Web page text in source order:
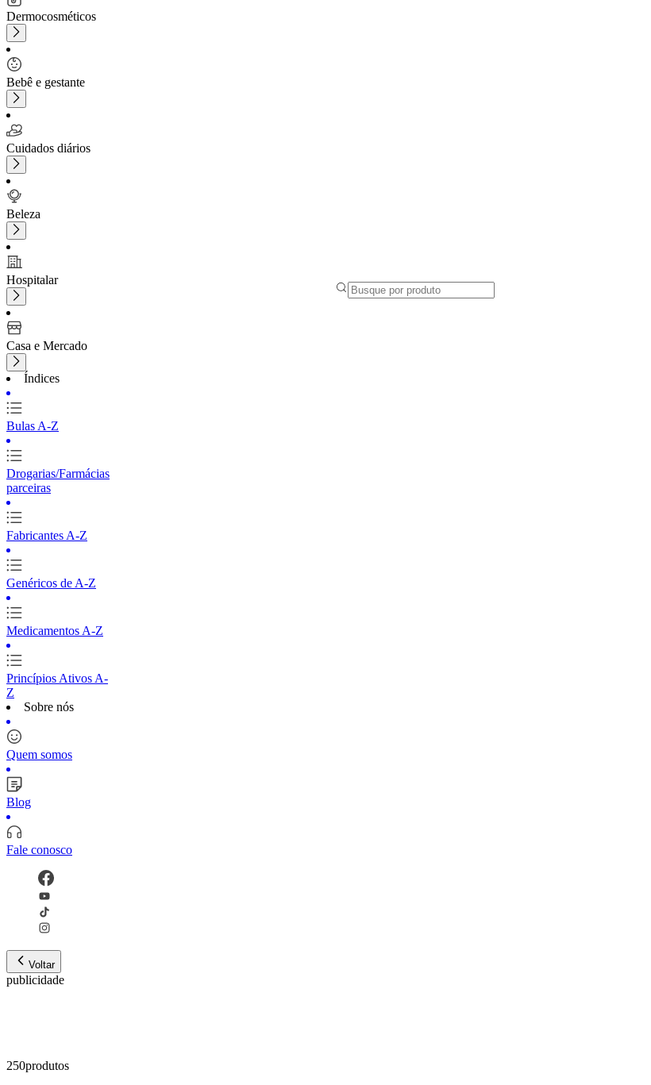
Dermocosméticos
Bebê e gestante
Cuidados diários
Beleza
Hospitalar
Casa e Mercado
Índices
Bulas A-Z
Drogarias/Farmácias
parceiras
Fabricantes A-Z
Genéricos de A-Z
Medicamentos A-Z
Princípios Ativos A-
Z
Sobre nós
Quem somos
Blog
Fale conosco
Voltar
publicidade
250produtos